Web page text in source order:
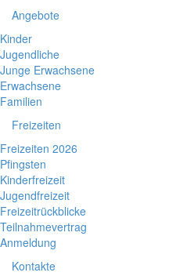
Angebote
Kinder
Jugendliche
Junge Erwachsene
Erwachsene
Familien
Freizeiten
Freizeiten 2026
Pfingsten
Kinderfreizeit
Jugendfreizeit
Freizeitrückblicke
Teilnahmevertrag
Anmeldung
Kontakte